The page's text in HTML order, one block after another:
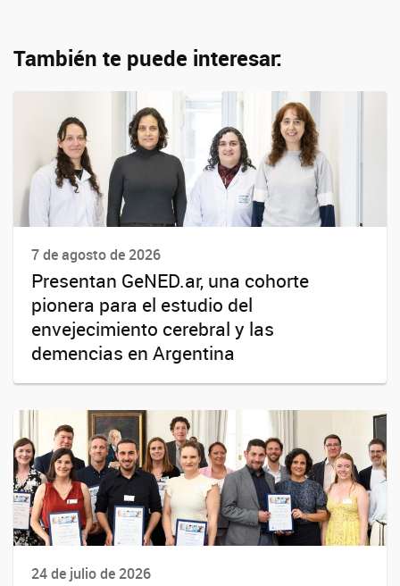
También te puede interesar:
7 de agosto de 2026
Presentan GeNED.ar, una cohorte
pionera para el estudio del
envejecimiento cerebral y las
demencias en Argentina
24 de julio de 2026